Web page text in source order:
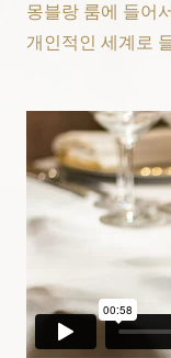
몽블랑 룸에 들어
개인적인 세계로